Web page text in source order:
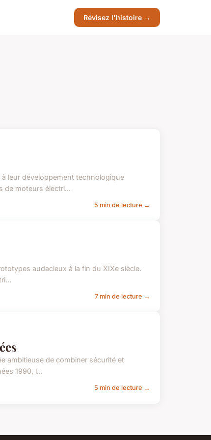
Révisez l'histoire →
leur développement technologique
de moteurs électri...
5 min de lecture →
audacieux à la fin du XIXe siècle.
7 min de lecture →
ambitieuse de combiner sécurité et
1990, l...
5 min de lecture →